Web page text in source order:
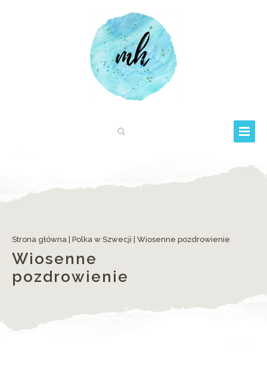
Strona główna Polka w Szwecji Wiosenne pozdrowienie
Wiosenne
pozdrowienie